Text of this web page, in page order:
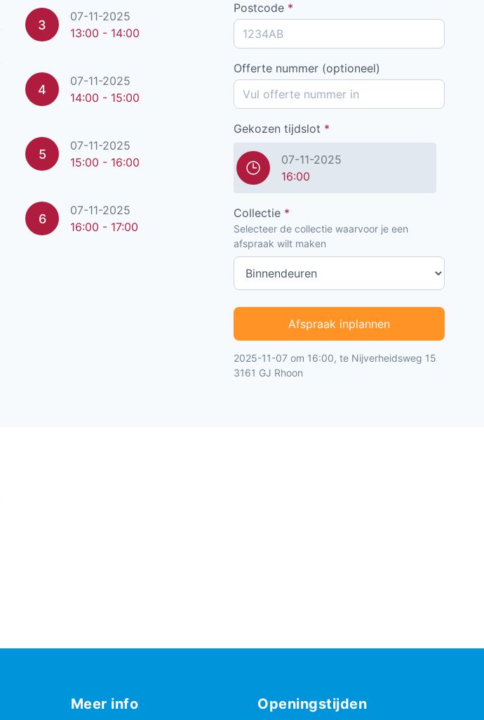
3
07-11-2025
13:00 - 14:00
4
07-11-2025
14:00 - 15:00
5
07-11-2025
15:00 - 16:00
6
07-11-2025
16:00 - 17:00
Postcode *
Offerte nummer (optioneel)
Gekozen tijdslot *
07-11-2025
16:00
Collectie *
Selecteer de collectie waarvoor je een
afspraak wilt maken
Afspraak inplannen
2025-11-07 om 16:00, te Nijverheidsweg 15
3161 GJ Rhoon
Meer info Openingstijden